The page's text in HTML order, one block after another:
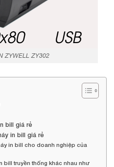
ZYWELL ZY302
bill giá rẻ
in bill giá rẻ
in bill cho doanh nghiệp của
bill truyền thống khác nhau như